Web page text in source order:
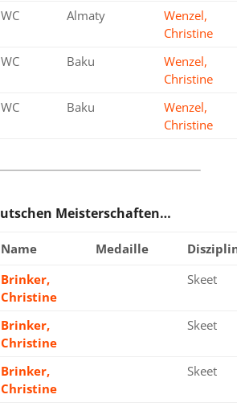
WC Almaty
Wenzel,
Christine
WC Baku
Wenzel,
Christine
WC Baku
Wenzel,
Christine
Meisterschaften…
Name Medaille
Brinker,
Christine
Skeet
Brinker,
Christine
Skeet
Brinker,
Christine
Skeet